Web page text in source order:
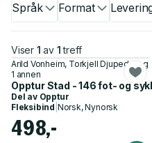
Språk Format
Viser 1 av 1 treff
Arild Vonheim, Torkjell Djupedal og
1 annen
Opptur Stad - 146 fot- og
Del av Opptur
Fleksibind Norsk, Nynorsk
498,-